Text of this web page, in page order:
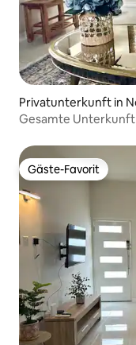
Privatunterkunft in
Gesamte Unterkunft
Gäste-Favorit
Gäste-Favorit